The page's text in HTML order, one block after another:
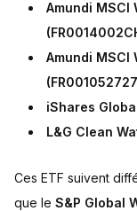
Amundi MSCI
Amundi MSCI
iShares
L&G Clean
Ces ETF suivent
que le S&P Global